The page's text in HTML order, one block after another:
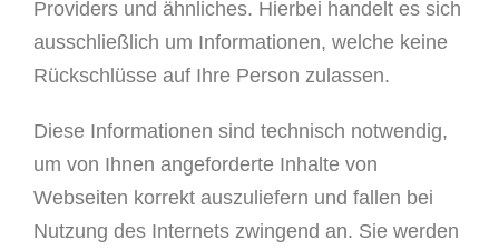
Providers und ähnliches. Hierbei handelt es sich
ausschließlich um Informationen, welche keine
Rückschlüsse auf Ihre Person zulassen.
Diese Informationen sind technisch notwendig,
um von Ihnen angeforderte Inhalte von
Webseiten korrekt auszuliefern und fallen bei
Nutzung des Internets zwingend an. Sie werden